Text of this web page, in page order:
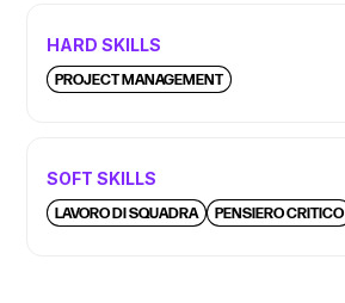
HARD SKILLS
PROJECT MANAGEMENT
SOFT SKILLS
LAVORO DI SQUADRA PENSIERO CRITICO